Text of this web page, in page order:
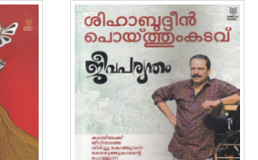
5
4
3
2
1